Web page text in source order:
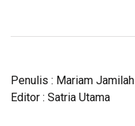
Penulis : Mariam Jamilah
Editor : Satria Utama